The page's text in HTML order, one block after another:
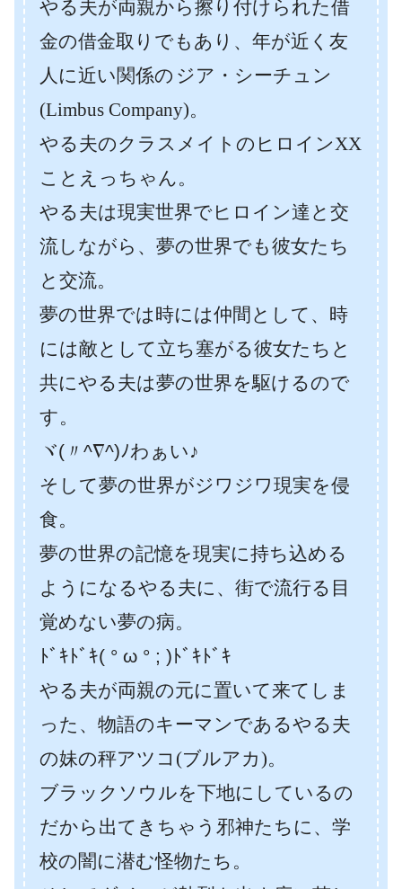
やる夫が両親から擦り付けられた借
金の借金取りでもあり、年が近く友
人に近い関係の ジア・シーチュン
(Limbus Company)。
やる夫のクラスメイトのヒロインXX
ことえっちゃん。
やる夫は現実世界でヒロイン達と交
流しながら、夢の世界でも彼女たち
と交流。
夢の世界では時には仲間として、時
には敵として立ち塞がる彼女たちと
共にやる夫は夢の世界を駆けるので
す。
ヾ(〃^∇^)ﾉわぁい♪
そして夢の世界がジワジワ現実を侵
食。
夢の世界の記憶を現実に持ち込める
ようになるやる夫に、街で流行る目
覚めない夢の病。
ﾄﾞｷﾄﾞｷ( ° ω ° ; )ﾄﾞｷﾄﾞｷ
やる夫が両親の元に置いて来てしま
った、物語のキーマンであるやる夫
の妹の秤アツコ(ブルアカ)。
ブラックソウルを下地にしているの
だから出てきちゃう邪神たちに、学
校の闇に潜む怪物たち。